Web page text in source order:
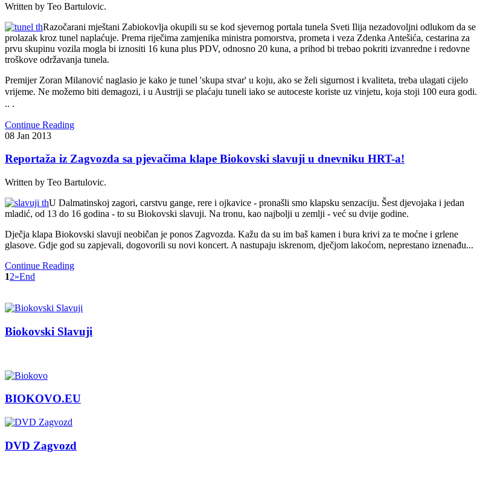
Written by Teo Bartulovic.
Razočarani mještani Zabiokovlja okupili su se kod sjevernog portala tunela Sveti Ilija nezadovoljni odlukom da se
prolazak kroz tunel naplaćuje. Prema riječima zamjenika ministra pomorstva, prometa i veza Zdenka Antešića, cestarina za
prvu skupinu vozila mogla bi iznositi 16 kuna plus PDV, odnosno 20 kuna, a prihod bi trebao pokriti izvanredne i redovne
troškove održavanja tunela.
Premijer Zoran Milanović naglasio je kako je tunel 'skupa stvar' u koju, ako se želi sigurnost i kvaliteta, treba ulagati cijelo
vrijeme. Ne možemo biti demagozi, i u Austriji se plaćaju tuneli iako se autoceste koriste uz vinjetu, koja stoji 100 eura godi.
.. .
Continue Reading
08 Jan 2013
Reportaža iz Zagvozda sa pjevačima klape Biokovski slavuji u dnevniku HRT-a!
Written by Teo Bartulovic.
U Dalmatinskoj zagori, carstvu gange, rere i ojkavice - pronašli smo klapsku senzaciju. Šest djevojaka i jedan
mladić, od 13 do 16 godina - to su Biokovski slavuji. Na tronu, kao najbolji u zemlji - već su dvije godine.
Dječja klapa Biokovski slavuji neobičan je ponos Zagvozda. Kažu da su im baš kamen i bura krivi za te moćne i grlene
glasove. Gdje god su zapjevali, dogovorili su novi koncert. A nastupaju iskrenom, dječjom lakoćom, neprestano iznenađu...
Continue Reading
12»End
Biokovski Slavuji
BIOKOVO.EU
DVD Zagvozd